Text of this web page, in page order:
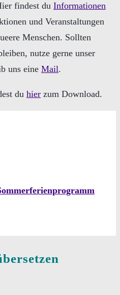
findest du Informationen
und Veranstaltungen
Menschen. Sollten
nutze gerne unser
uns eine Mail.
du hier zum Download.